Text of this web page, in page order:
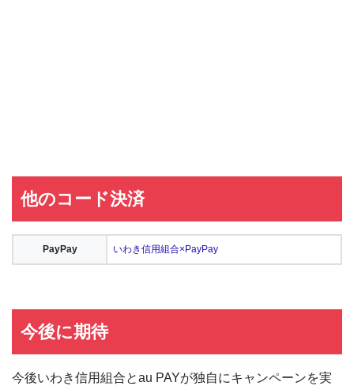
他のコード決済
PayPay いわき信用組合×PayPay
今後に期待
今後いわき信用組合とau PAYが独自にキャンペーンを実